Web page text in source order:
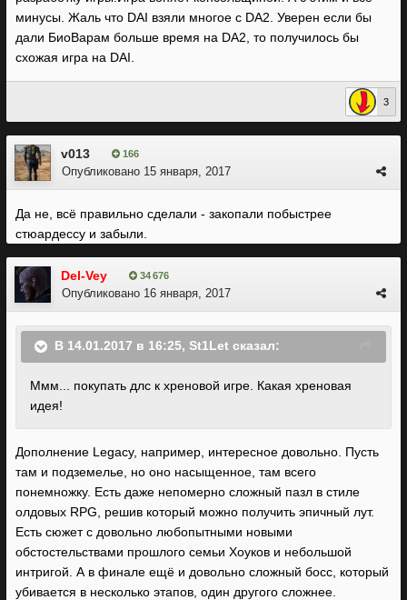
бюджет не превратит в нормальных персонажей, но это
уже нюансы иного толка.
минусы. Жаль что DAI взяли многое с DA2. Уверен если бы
дали БиоВарам больше время на DA2, то получилось бы
схожая игра на DAI.
3
v013 166
Опубликовано 15 января, 2017
Да не, всё правильно сделали - закопали побыстрее
стюардессу и забыли.
Del-Vey 34 676
Опубликовано 16 января, 2017
В 14.01.2017 в 16:25, St1Let сказал:
Ммм... покупать длс к хреновой игре. Какая хреновая
идея!
Дополнение Legacy, например, интересное довольно. Пусть
там и подземелье, но оно насыщенное, там всего
понемножку. Есть даже непомерно сложный пазл в стиле
олдовых RPG, решив который можно получить эпичный лут.
Есть сюжет с довольно любопытными новыми
обстостельствами прошлого семьи Хоуков и небольшой
интригой. А в финале ещё и довольно сложный босс, который
убивается в несколько этапов, один другого сложнее.